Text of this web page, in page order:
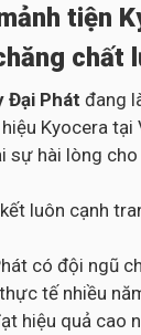
tiện
chất
Đại Phát đang
Kyocera tại
sự hài lòng
luôn cạnh
có đội ngũ
tế nhiều
hiệu quả cao